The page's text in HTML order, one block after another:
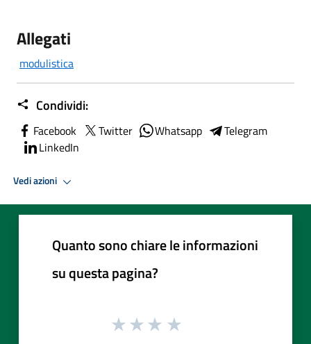
Allegati
modulistica
Condividi:
Facebook Twitter Whatsapp
Telegram
LinkedIn
Vedi azioni
Quanto sono chiare le informazioni
su questa pagina?